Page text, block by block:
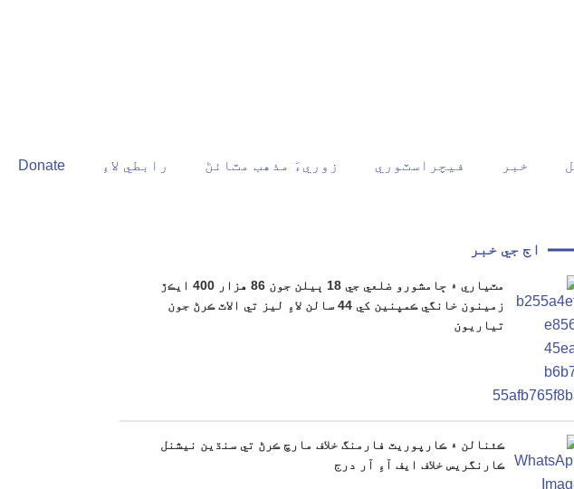
خبر فيچراسٽوري زوريءَ مذهب مٽائڻ رابطي لاءِ Donate
اڄ جي خبر
مٽياري ۽ ڄامشورو ضلعي جي 18 ٻيلن جون 86 هزار 400 ايڪڙ
زمينون خانگي ڪمپنين کي 44 سالن لاءِ ليز تي الاٽ ڪرڻ جون
تياريون
ڪئنالن ۽ ڪارپوريٽ فارمنگ خلاف مارچ ڪرڻ تي سنڌين نيشنل
ڪارنگريس خلاف ايف آءِ آر درج